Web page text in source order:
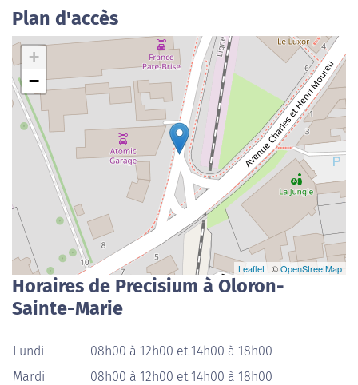
Plan d'accès
+
−
Leaflet | ©OpenStreetMap
Horaires de Precisium à Oloron-
Sainte-Marie
Lundi
08h00 à 12h00 et 14h00 à 18h00
Mardi
08h00 à 12h00 et 14h00 à 18h00